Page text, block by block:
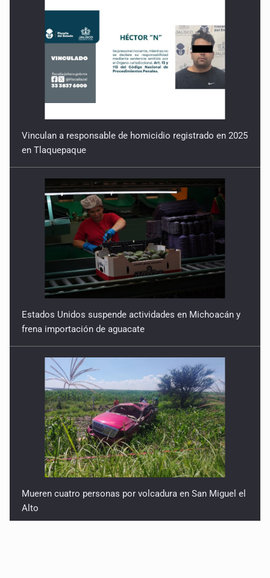
Vinculan a responsable de homicidio registrado en 2025
en Tlaquepaque
Estados Unidos suspende actividades en Michoacán y
frena importación de aguacate
Mueren cuatro personas por volcadura en San Miguel el
Alto